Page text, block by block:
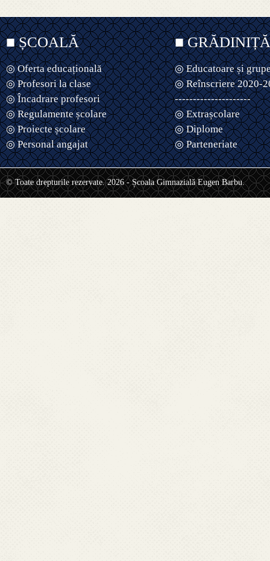
■ ȘCOALĂ
◎ Oferta educațională
◎ Profesori la clase
◎ Încadrare profesori
◎ Regulamente școlare
◎ Proiecte școlare
◎ Personal angajat
■ GRĂDINIȚĂ
◎ Educatoare și
◎ Reînscriere 2020-
---------------------
◎ Extrașcolare
◎ Diplome
◎ Parteneriate
© Toate drepturile rezervate. 2026 - Școala Gimnazială Eugen Barbu.